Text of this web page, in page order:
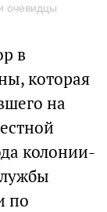
очевидцы
в
которая
на
колонии-
по